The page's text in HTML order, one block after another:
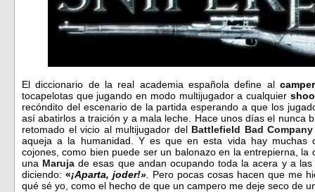
El diccionario de la real academia española define al
tocapelotas que jugando en modo multijugador a cualquier
recóndito del escenario de la partida esperando a que los
así abatirlos a traición y a mala leche. Hace unos días el nunca
retomado el vicio al multijugador del Battlefield Bad
aqueja a la humanidad. Y es que en esta vida hay muchas
cojones, como bien puede ser un balonazo en la entrepierna,
una Maruja de esas que andan ocupando toda la acera y a
diciendo: «¡Aparta, joder!»
Pero pocas cosas hacen que me
qué sé yo, como el hecho de que un campero me deje seco de